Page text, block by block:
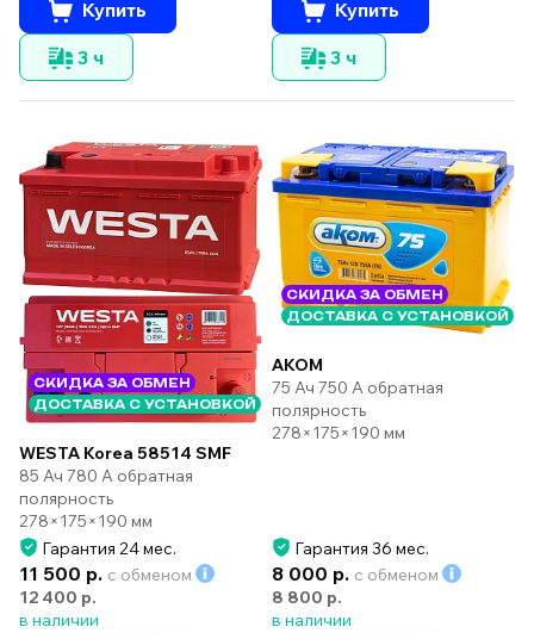
Купить
3 ч
Купить
3 ч
СКИДКА ЗА ОБМЕН
ДОСТАВКА С УСТАНОВКОЙ
WESTA Korea 58514 SMF
85 Ач 780 А обратная
полярность
278×175×190 мм
Гарантия 24 мес.
11 500 р. с обменом
12 400 р.
в наличии
СКИДКА ЗА ОБМЕН
ДОСТАВКА С УСТАНОВКОЙ
AKOM
75 Ач 750 А обратная
полярность
278×175×190 мм
Гарантия 36 мес.
8 000 р. с обменом
8 800 р.
в наличии